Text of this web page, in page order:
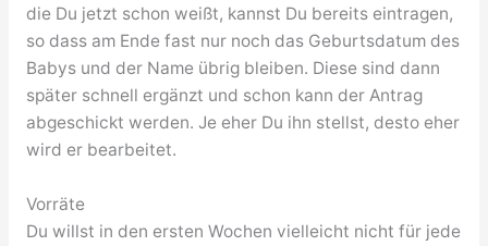
die Du jetzt schon weißt, kannst Du bereits eintragen,
so dass am Ende fast nur noch das Geburtsdatum des
Babys und der Name übrig bleiben. Diese sind dann
später schnell ergänzt und schon kann der Antrag
abgeschickt werden. Je eher Du ihn stellst, desto eher
wird er bearbeitet.
Vorräte
Du willst in den ersten Wochen vielleicht nicht für jede